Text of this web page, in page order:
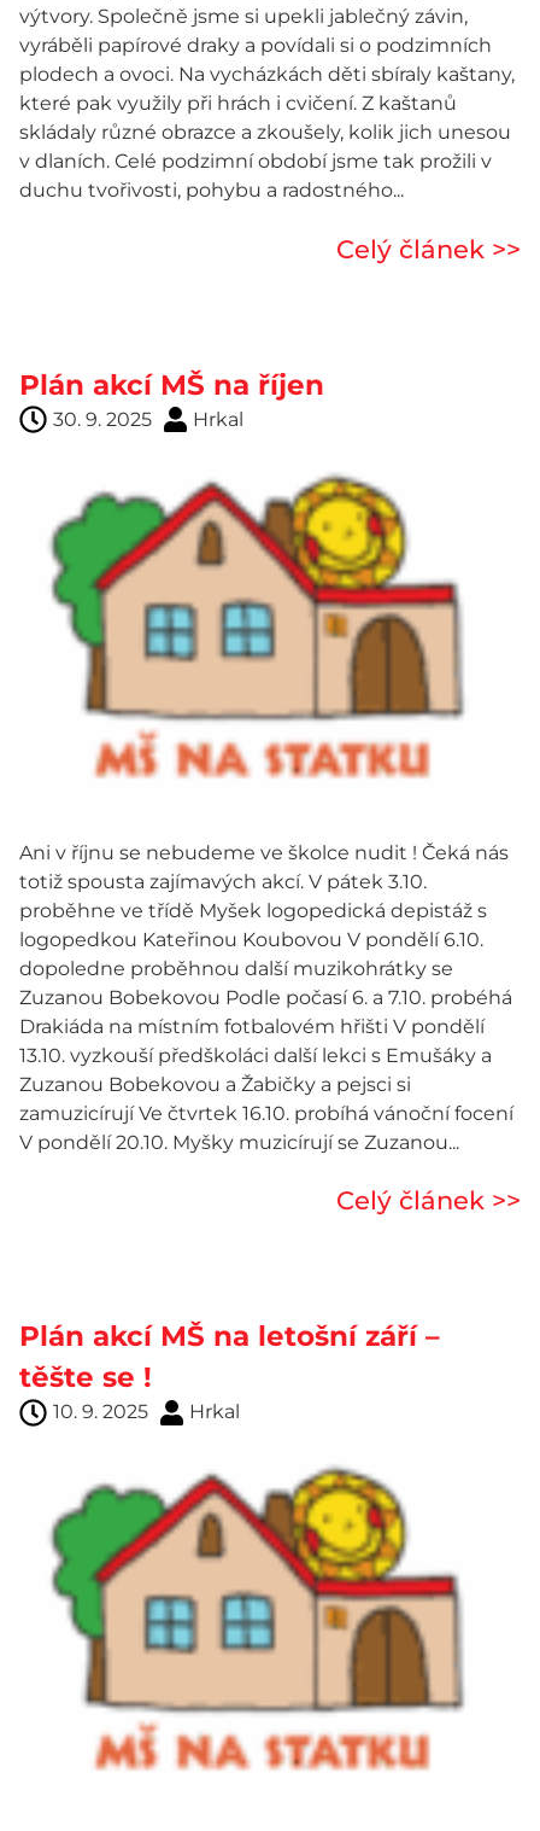
výtvory. Společně jsme si upekli jablečný závin,
vyráběli papírové draky a povídali si o podzimních
plodech a ovoci. Na vycházkách děti sbíraly kaštany,
které pak využily při hrách i cvičení. Z kaštanů
skládaly různé obrazce a zkoušely, kolik jich unesou
v dlaních. Celé podzimní období jsme tak prožili v
duchu tvořivosti, pohybu a radostného...
Celý článek >>
Plán akcí MŠ na říjen
30. 9. 2025 Hrkal
Ani v říjnu se nebudeme ve školce nudit ! Čeká nás
totiž spousta zajímavých akcí. V pátek 3.10.
proběhne ve třídě Myšek logopedická depistáž s
logopedkou Kateřinou Koubovou V pondělí 6.10.
dopoledne proběhnou další muzikohrátky se
Zuzanou Bobekovou Podle počasí 6. a 7.10. probéhá
Drakiáda na místním fotbalovém hřišti V pondělí
13.10. vyzkouší předškoláci další lekci s Emušáky a
Zuzanou Bobekovou a Žabičky a pejsci si
zamuzicírují Ve čtvrtek 16.10. probíhá vánoční focení
V pondělí 20.10. Myšky muzicírují se Zuzanou...
Celý článek >>
Plán akcí MŠ na letošní září –
těšte se !
10. 9. 2025 Hrkal